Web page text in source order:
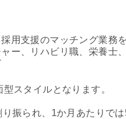
用支援のマッチング業務
ー、リハビリ職、栄養士
スタイルとなります。
振られ、1か月あたりで